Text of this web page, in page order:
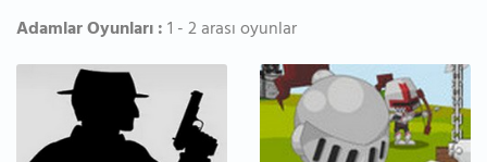
Adamlar Oyunları :1 - 2 arası oyunlar